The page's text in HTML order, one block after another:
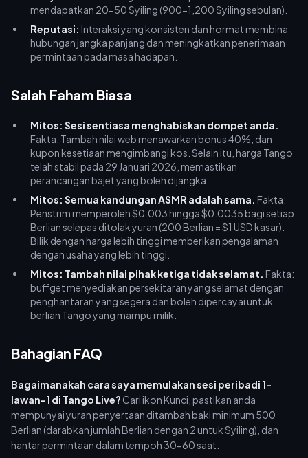
mendapatkan 20-50 Syiling (900-1,200 Syiling sebulan).
Reputasi: Interaksi yang konsisten dan hormat membina
hubungan jangka panjang dan meningkatkan penerimaan
permintaan pada masa hadapan.
Salah Faham Biasa
Mitos: Sesi sentiasa menghabiskan dompet anda.
Fakta: Tambah nilai web menawarkan bonus 40%, dan
kupon kesetiaan mengimbangi kos. Selain itu, harga Tango
telah stabil pada 29 Januari 2026, memastikan
perancangan bajet yang boleh dijangka.
Mitos: Semua kandungan ASMR adalah sama. Fakta:
Penstrim memperoleh $0.003 hingga $0.0035 bagi setiap
Berlian selepas ditolak yuran (200 Berlian = $1 USD kasar).
Bilik dengan harga lebih tinggi memberikan pengalaman
dengan usaha yang lebih tinggi.
Mitos: Tambah nilai pihak ketiga tidak selamat. Fakta:
buffget menyediakan persekitaran yang selamat dengan
penghantaran yang segera dan boleh dipercayai untuk
berlian Tango yang mampu milik.
Bahagian FAQ
Bagaimanakah cara saya memulakan sesi peribadi 1-
lawan-1 di Tango Live? Cari ikon Kunci, pastikan anda
mempunyai yuran penyertaan ditambah baki minimum 500
Berlian (darabkan jumlah Berlian dengan 2 untuk Syiling), dan
hantar permintaan dalam tempoh 30-60 saat.